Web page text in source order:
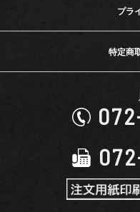
プラ
特定商